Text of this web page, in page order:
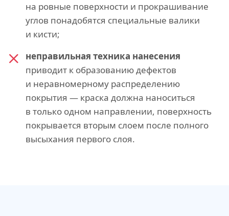
на ровные поверхности и прокрашивание
углов понадобятся специальные валики
и кисти;
неправильная техника нанесения
приводит к образованию дефектов
и неравномерному распределению
покрытия — краска должна наноситься
в только одном направлении, поверхность
покрывается вторым слоем после полного
высыхания первого слоя.